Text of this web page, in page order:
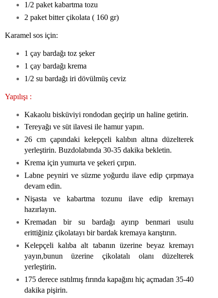
1/2 paket kabartma tozu
2 paket bitter çikolata ( 160 gr)
Karamel sos için:
1 çay bardağı toz şeker
1 çay bardağı krema
1/2 su bardağı iri dövülmüş ceviz
Yapılışı :
Kakaolu bisküviyi rondodan geçirip un haline getirin.
Tereyağı ve süt ilavesi ile hamur yapın.
26 cm çapındaki kelepçeli kalıbın altına düzelterek
yerleştirin. Buzdolabında 30-35 dakika bekletin.
Krema için yumurta ve şekeri çırpın.
Labne peyniri ve süzme yoğurdu ilave edip çırpmaya
devam edin.
Nişasta ve kabartma tozunu ilave edip kremayı
hazırlayın.
Kremadan bir su bardağı ayırıp benmari usulu
erittiğiniz çikolatayı bir bardak kremaya karıştırın.
Kelepçeli kalıba alt tabanın üzerine beyaz kremayı
yayın,bunun üzerine çikolatalı olanı düzelterek
yerleştirin.
175 derece ısıtılmış fırında kapağını hiç açmadan 35-40
dakika pişirin.